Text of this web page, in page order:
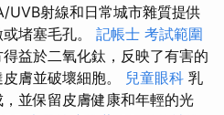
UVB射線和日常城市雜質提供
堵塞毛孔。 記帳士 考試範圍
益於二氧化鈦，反映了有害的
膚並破壞細胞。 兒童眼科 乳
並保留皮膚健康和年輕的光